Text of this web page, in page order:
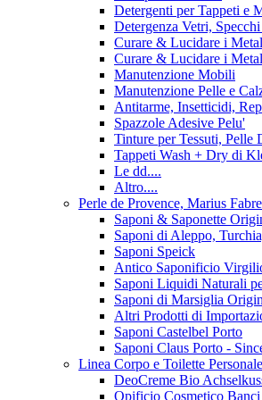
Detergenti per Tappeti e
Detergenza Vetri,
Curare & Lucidare i
Curare & Lucidare i
Manutenzione Mobili
Manutenzione Pelle e
Antitarme, Insetticidi,
Spazzole Adesive Pelu'
Tinture per Tessuti, Pelle
Tappeti Wash + Dry di
Le dd....
Altro....
Perle de Provence, Marius
Saponi & Saponette
Saponi di Aleppo,
Saponi Speick
Antico Saponificio
Saponi Liquidi Naturali
Saponi di Marsiglia
Altri Prodotti di
Saponi Castelbel Porto
Saponi Claus Porto -
Linea Corpo e Toilette Personale
DeoCreme Bio
Opificio Cosmetico